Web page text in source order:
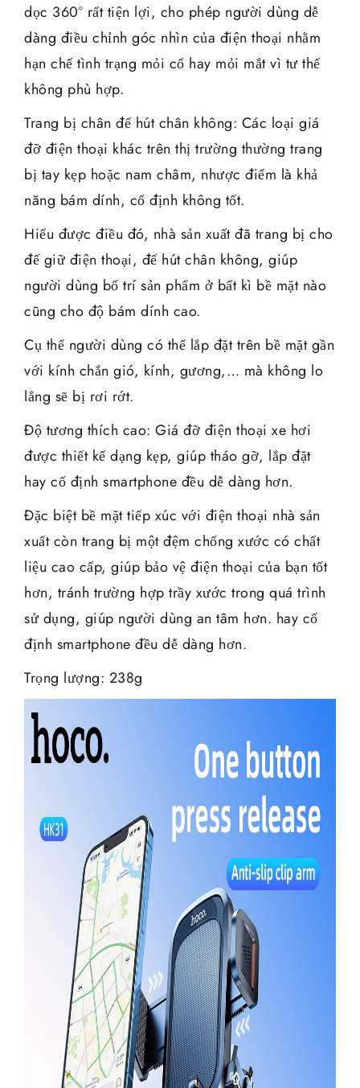
dọc 360° rất tiện lợi, cho phép người dùng dễ
dàng điều chỉnh góc nhìn của điện thoại nhằm
hạn chế tình trạng mỏi cổ hay mỏi mắt vì tư thế
không phù hợp.
Trang bị chân đế hút chân không: Các loại giá
đỡ điện thoại khác trên thị trường thường trang
bị tay kẹp hoặc nam châm, nhược điểm là khả
năng bám dính, cố định không tốt.
Hiểu được điều đó, nhà sản xuất đã trang bị cho
đế giữ điện thoại, đế hút chân không, giúp
người dùng bố trí sản phẩm ở bất kì bề mặt nào
cũng cho độ bám dính cao.
Cụ thể người dùng có thể lắp đặt trên bề mặt gần
với kính chắn gió, kính, gương,… mà không lo
lắng sẽ bị rơi rớt.
Độ tương thích cao: Giá đỡ điện thoại xe hơi
được thiết kế dạng kẹp, giúp tháo gỡ, lắp đặt
hay cố định smartphone đều dễ dàng hơn.
Đặc biệt bề mặt tiếp xúc với điện thoại nhà sản
xuất còn trang bị một đệm chống xước có chất
liệu cao cấp, giúp bảo vệ điện thoại của bạn tốt
hơn, tránh trường hợp trầy xước trong quá trình
sử dụng, giúp người dùng an tâm hơn. hay cố
định smartphone đều dễ dàng hơn.
Trọng lượng: 238g